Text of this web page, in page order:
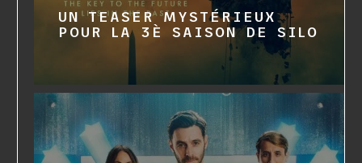
UN TEASER MYSTÉRIEUX
POUR LA 3È SAISON DE SILO